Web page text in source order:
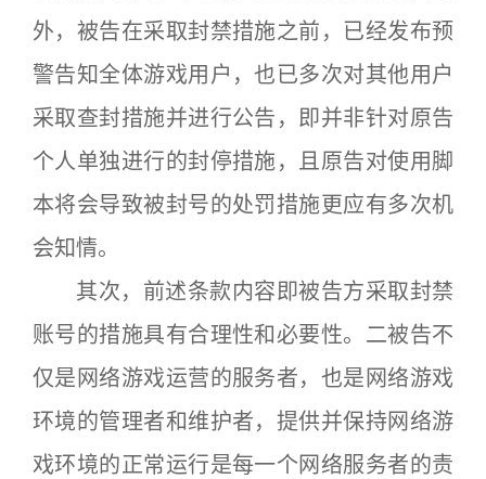
外，被告在采取封禁措施之前，已经发布预
警告知全体游戏用户，也已多次对其他用户
采取查封措施并进行公告，即并非针对原告
个人单独进行的封停措施，且原告对使用脚
本将会导致被封号的处罚措施更应有多次机
会知情。
其次，前述条款内容即被告方采取封禁
账号的措施具有合理性和必要性。二被告不
仅是网络游戏运营的服务者，也是网络游戏
环境的管理者和维护者，提供并保持网络游
戏环境的正常运行是每一个网络服务者的责